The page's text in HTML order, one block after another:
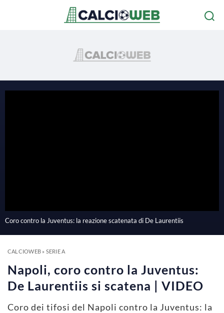
Coro contro la Juventus: la reazione scatenata di De Laurentiis
CALCIOWEB» SERIE A
Napoli, coro contro la Juventus:
De Laurentiis si scatena | VIDEO
Coro dei tifosi del Napoli contro la Juventus: la